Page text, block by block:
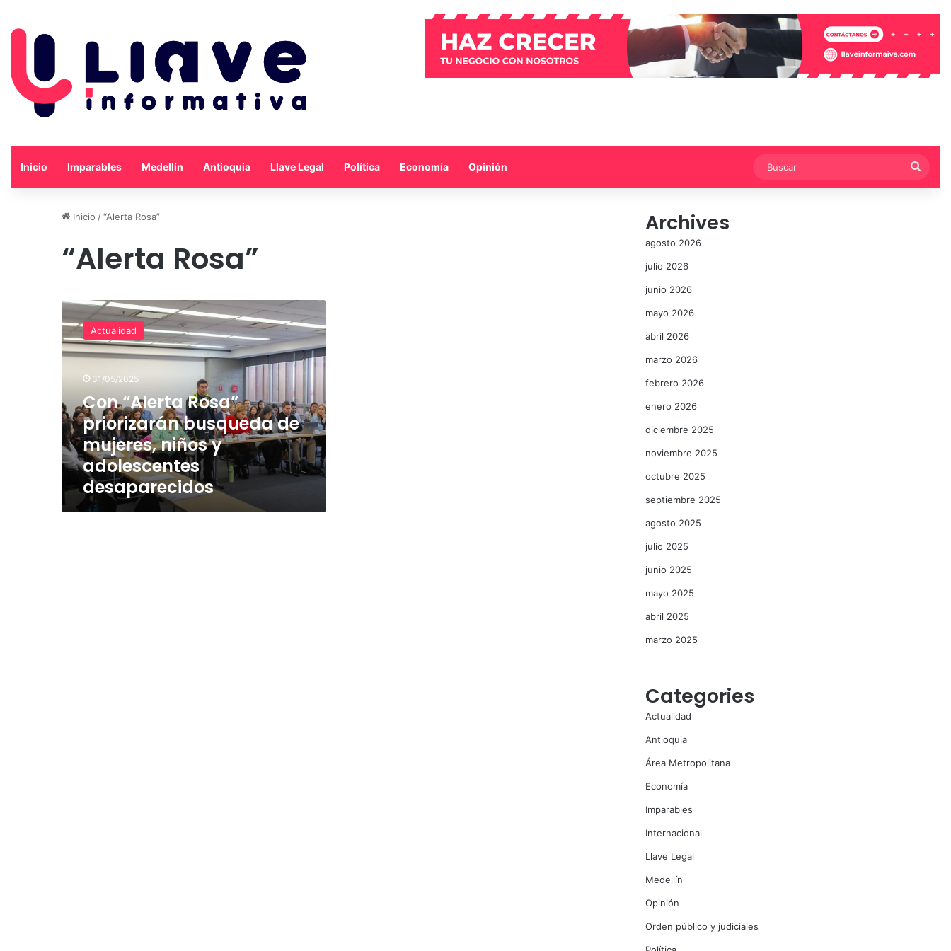
Inicio Imparables Medellín Antioquia Llave Legal Política Economía Opinión
Inicio /“Alerta Rosa”
“Alerta Rosa”
Con
“Alerta
Rosa”
priorizarán
mujeres,
niños
y
adolescentes
desaparecidos
Actualidad
31/05/2025
Con “Alerta Rosa”
priorizarán busqueda de
mujeres, niños y
adolescentes
desaparecidos
Archives
agosto 2026
julio 2026
junio 2026
mayo 2026
abril 2026
marzo 2026
febrero 2026
enero 2026
diciembre 2025
noviembre 2025
octubre 2025
septiembre 2025
agosto 2025
julio 2025
junio 2025
mayo 2025
abril 2025
marzo 2025
Categories
Actualidad
Antioquia
Área Metropolitana
Economía
Imparables
Internacional
Llave Legal
Medellín
Opinión
Orden público y judiciales